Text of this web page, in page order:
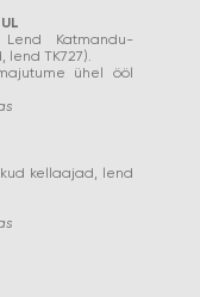
Katmandu-
lend TK727).
ühel ööl
kellaajad, lend